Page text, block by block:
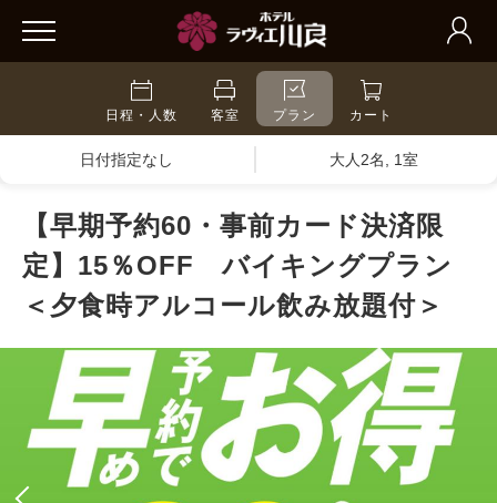
日程・人数 客室 プラン カート
日付指定なし 大人2名, 1室
【早期予約60・事前カード決済限
定】15％OFF バイキングプラン
＜夕食時アルコール飲み放題付＞